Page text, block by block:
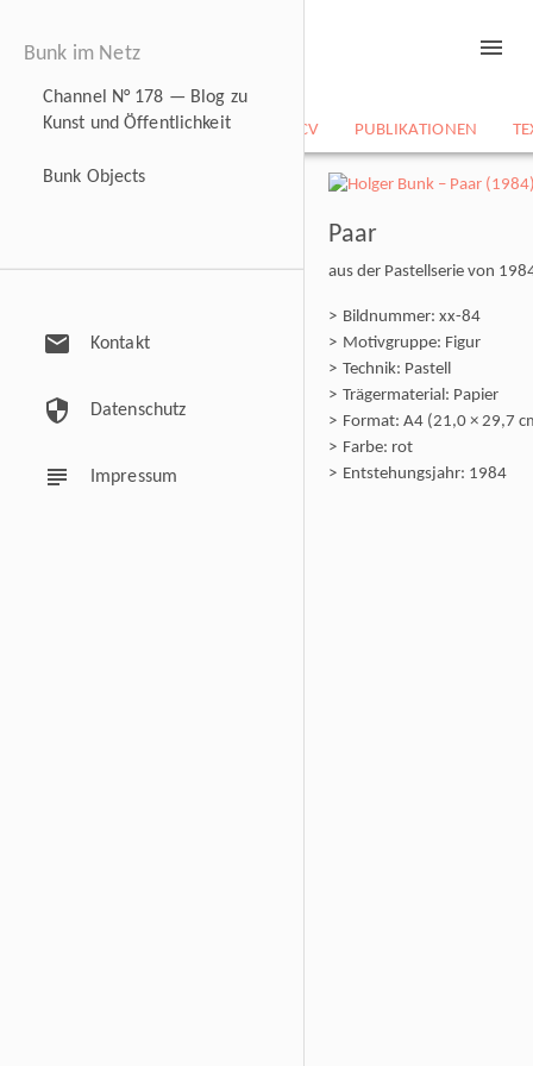
NEWS BILDARCHIV CV PUBLIKATIONEN
menu
Bunk im Netz
Channel N° 178 — Blog zu
Kunst und Öffentlichkeit
Bunk Objects
mail Kontakt
security Datenschutz
subject Impressum
Paar
aus der Pastellserie von
Bildnummer: xx-84
Motivgruppe: Figur
Technik: Pastell
Trägermaterial: Papier
Format: A4 (21,0 × 29,7
Farbe: rot
Entstehungsjahr: 1984